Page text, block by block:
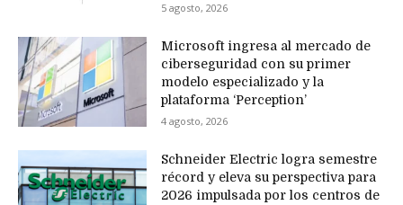
5 agosto, 2026
Microsoft ingresa al mercado de
ciberseguridad con su primer
modelo especializado y la
plataforma ‘Perception’
4 agosto, 2026
Schneider Electric logra semestre
récord y eleva su perspectiva para
2026 impulsada por los centros de